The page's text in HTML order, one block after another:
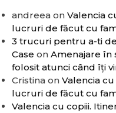
andreea on Valencia
lucruri de făcut cu
3 trucuri pentru a-ti
Case on Amenajare în
folosit atunci când îți
Cristina on Valencia
lucruri de făcut cu
Valencia cu copiii.